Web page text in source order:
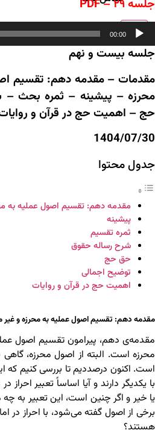
X
جلسه ۲۹ – PDF
پخش‌کننده
صوت
00:00
جلسه بیست و نهم
مقدمات – مقدمه دهم: تقسیم
محرزه – پیشینه – ثمره بحث
حج – اهمیت حج در قرآن و
1404/07/30
جدول محتوا
مقدمه دهم: تقسیم اصول عملیه به
پیشینه
ثمره تقسیم
شرح رساله حقوق
حق حج
توضیح اجمالی
اهمیت حج در قرآن و روایات
مقدمه دهم: تقسیم اصول عملیه به محرزه و غیر
مقدمه‌ی دهم، پیرامون تقسیم اصول
محرزه است. البته از اصول محرزه، گاهی
است. اکنون درصددیم تا بررسی کنیم که
با یکدیگر دارند و آیا اساساً تعبیر
یا خیر و اگر چنین است، این تعبیر به
برخی از اصول گفته می‌شود، با احراز در